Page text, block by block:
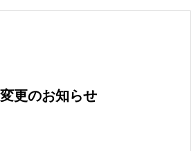
更のお知らせ